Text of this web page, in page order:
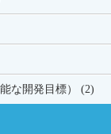
な開発目標） (2)